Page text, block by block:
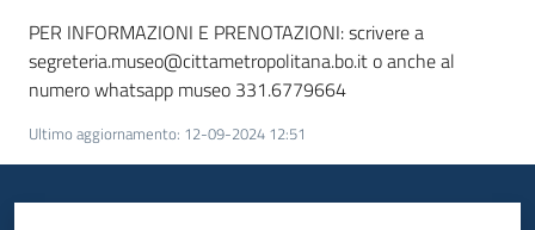
PER INFORMAZIONI E PRENOTAZIONI: scrivere a
segreteria.museo@cittametropolitana.bo.it o anche al
numero whatsapp museo 331.6779664
Ultimo aggiornamento: 12-09-2024 12:51